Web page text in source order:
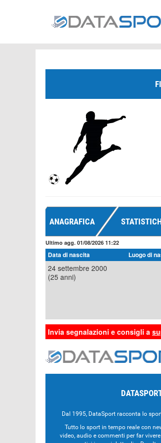
ANAGRAFICA
Ultimo agg. 01/08/2026 11:22
Data di nascita Luogo di
24 settembre 2000
(25 anni)
Invia segnalazioni e consigli a
Dal 1995, DataSport racconta lo
Tutto lo sport in tempo reale con
video, audio e commenti per far